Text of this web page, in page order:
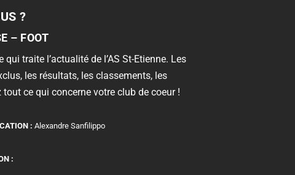
?
– FOOT
qui traite l’actualité de l’AS St-Etienne. Les
les résultats, les classements, les
ce qui concerne votre club de coeur !
: Alexandre Sanfilippo
: